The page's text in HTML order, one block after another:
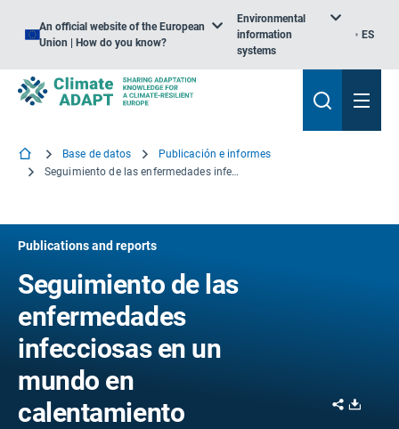
An official website of the European
Union | How do you know?
Environmental
information
systems
ES
Base de datos
Publicación e informes
Seguimiento de las enfermedades infecciosas en un mundo en calentamiento
Publications and reports
Seguimiento de las
enfermedades
infecciosas en un
mundo en
calentamiento
Share